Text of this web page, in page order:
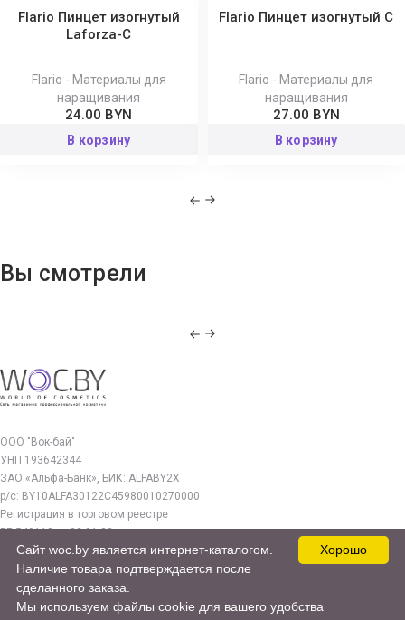
Flario Пинцет изогнутый
Laforza-C
Flario - Материалы для
наращивания
24.00 BYN
В корзину
Flario Пинцет изогнутый C
Flario - Материалы для
наращивания
27.00 BYN
В корзину
Вы смотрели
ООО "Вок-бай"
УНП 193642344
ЗАО «Альфа-Банк», БИК: ALFABY2X
р/с: BY10ALFA30122C45980010270000
Регистрация в торговом реестре
РБ 549112 от 03.01.23г.
Юр. адрес:
220140, г. Минск, ул. Бурдейного 22, оф.212
Хорошо
Сайт woc.by является интернет-каталогом.
Наличие товара подтверждается после
сделанного заказа.
Мы используем файлы cookie для вашего удобства